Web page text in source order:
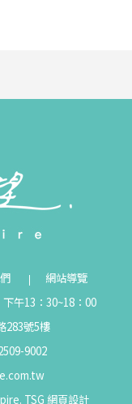
網站導覽
午13：30~18：00
283號5樓
9002
TSG 網頁設計